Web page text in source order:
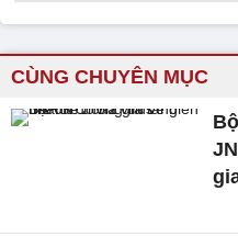
CÙNG CHUYÊN MỤC